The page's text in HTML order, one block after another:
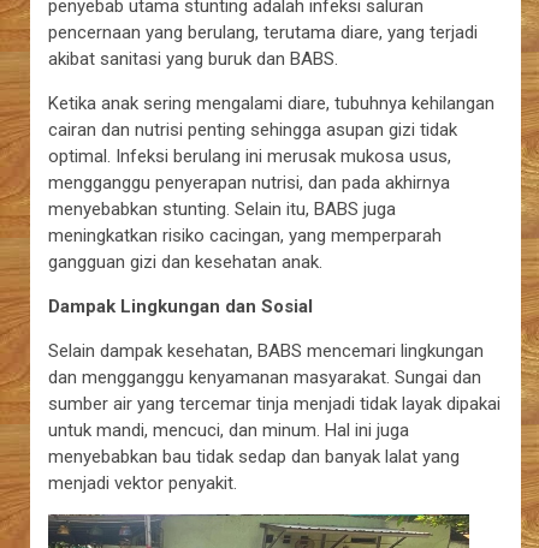
penyebab utama stunting adalah infeksi saluran
pencernaan yang berulang, terutama diare, yang terjadi
akibat sanitasi yang buruk dan BABS.
Ketika anak sering mengalami diare, tubuhnya kehilangan
cairan dan nutrisi penting sehingga asupan gizi tidak
optimal. Infeksi berulang ini merusak mukosa usus,
mengganggu penyerapan nutrisi, dan pada akhirnya
menyebabkan stunting. Selain itu, BABS juga
meningkatkan risiko cacingan, yang memperparah
gangguan gizi dan kesehatan anak.
Dampak Lingkungan dan Sosial
Selain dampak kesehatan, BABS mencemari lingkungan
dan mengganggu kenyamanan masyarakat. Sungai dan
sumber air yang tercemar tinja menjadi tidak layak dipakai
untuk mandi, mencuci, dan minum. Hal ini juga
menyebabkan bau tidak sedap dan banyak lalat yang
menjadi vektor penyakit.